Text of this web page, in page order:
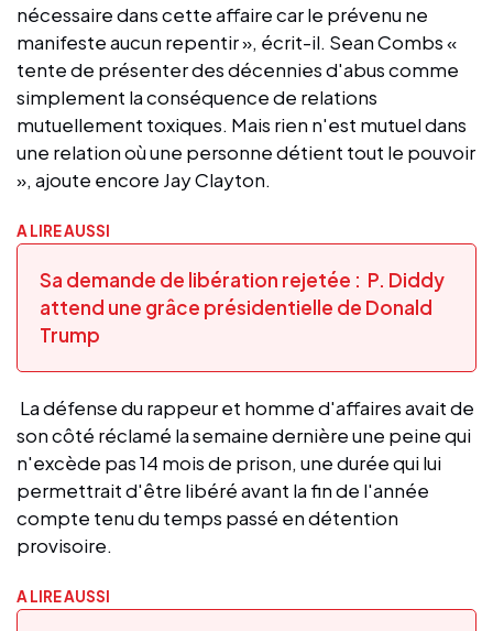
nécessaire dans cette affaire car le prévenu ne
manifeste aucun repentir », écrit-il. Sean Combs «
tente de présenter des décennies d'abus comme
simplement la conséquence de relations
mutuellement toxiques. Mais rien n'est mutuel dans
une relation où une personne détient tout le pouvoir
», ajoute encore Jay Clayton.
A LIRE AUSSI
Sa demande de libération rejetée : P. Diddy
attend une grâce présidentielle de Donald
Trump
La défense du rappeur et homme d'affaires avait de
son côté réclamé la semaine dernière une peine qui
n'excède pas 14 mois de prison, une durée qui lui
permettrait d'être libéré avant la fin de l'année
compte tenu du temps passé en détention
provisoire.
A LIRE AUSSI